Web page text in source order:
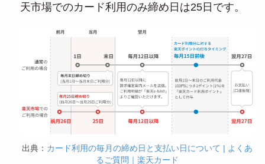
天市場でのカード利用のみ締め日は25日です。
出典： カード利用の毎月の締め日と支払い日について | よくあ
るご質問｜楽天カード